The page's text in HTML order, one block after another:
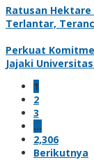
Ratusan Hektare
Terlantar,
Perkuat
Jajaki
1
2
3
…
2,306
Berikutnya